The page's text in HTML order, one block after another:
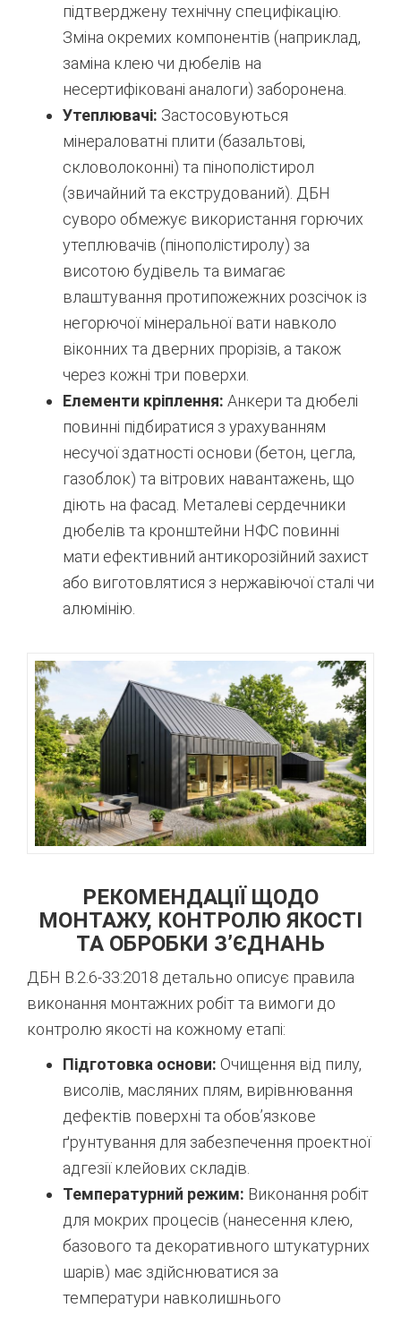
підтверджену технічну специфікацію.
Зміна окремих компонентів (наприклад,
заміна клею чи дюбелів на
несертифіковані аналоги) заборонена.
Утеплювачі: Застосовуються
мінераловатні плити (базальтові,
скловолоконні) та пінополістирол
(звичайний та екструдований). ДБН
суворо обмежує використання горючих
утеплювачів (пінополістиролу) за
висотою будівель та вимагає
влаштування протипожежних розсічок із
негорючої мінеральної вати навколо
віконних та дверних прорізів, а також
через кожні три поверхи.
Елементи кріплення: Анкери та дюбелі
повинні підбиратися з урахуванням
несучої здатності основи (бетон, цегла,
газоблок) та вітрових навантажень, що
діють на фасад. Металеві сердечники
дюбелів та кронштейни НФС повинні
мати ефективний антикорозійний захист
або виготовлятися з нержавіючої сталі чи
алюмінію.
РЕКОМЕНДАЦІЇ ЩОДО
МОНТАЖУ, КОНТРОЛЮ ЯКОСТІ
ТА ОБРОБКИ З’ЄДНАНЬ
ДБН В.2.6-33:2018 детально описує правила
виконання монтажних робіт та вимоги до
контролю якості на кожному етапі:
Підготовка основи: Очищення від пилу,
висолів, масляних плям, вирівнювання
дефектів поверхні та обов’язкове
ґрунтування для забезпечення проектної
адгезії клейових складів.
Температурний режим: Виконання робіт
для мокрих процесів (нанесення клею,
базового та декоративного штукатурних
шарів) має здійснюватися за
температури навколишнього